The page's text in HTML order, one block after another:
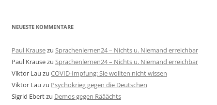
NEUESTE KOMMENTARE
Paul Krausezu Sprachenlernen24 – Nichts u. Niemand erreichbar
Paul Krausezu Sprachenlernen24 – Nichts u. Niemand erreichbar
Viktor Lau zu COVID-Impfung: Sie wollten nicht wissen
Viktor Lau zu Psychokrieg gegen die Deutschen
Sigrid Ebertzu Demos gegen Rääächts